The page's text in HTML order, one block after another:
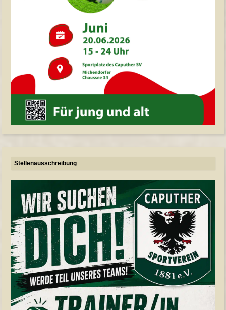
Stellenausschreibung